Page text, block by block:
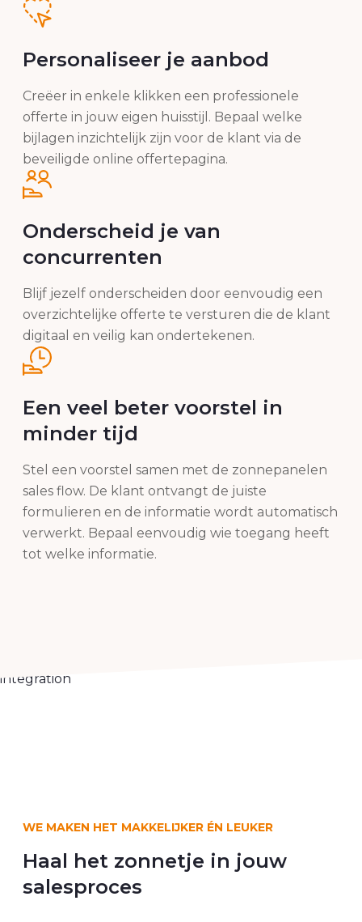
Personaliseer je aanbod
Creëer in enkele klikken een professionele
offerte in jouw eigen huisstijl. Bepaal welke
bijlagen inzichtelijk zijn voor de klant via de
beveiligde online offertepagina.
Onderscheid je van
concurrenten
Blijf jezelf onderscheiden door eenvoudig een
overzichtelijke offerte te versturen die de klant
digitaal en veilig kan ondertekenen.
Een veel beter voorstel in
minder tijd
Stel een voorstel samen met de zonnepanelen
sales flow. De klant ontvangt de juiste
formulieren en de informatie wordt automatisch
verwerkt. Bepaal eenvoudig wie toegang heeft
tot welke informatie.
integration
WE MAKEN HET MAKKELIJKER ÉN LEUKER
Haal het zonnetje in jouw
salesproces